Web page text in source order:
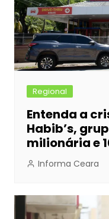
Regional
Entenda a
Habib’s,
milionária e
Informa Ceara